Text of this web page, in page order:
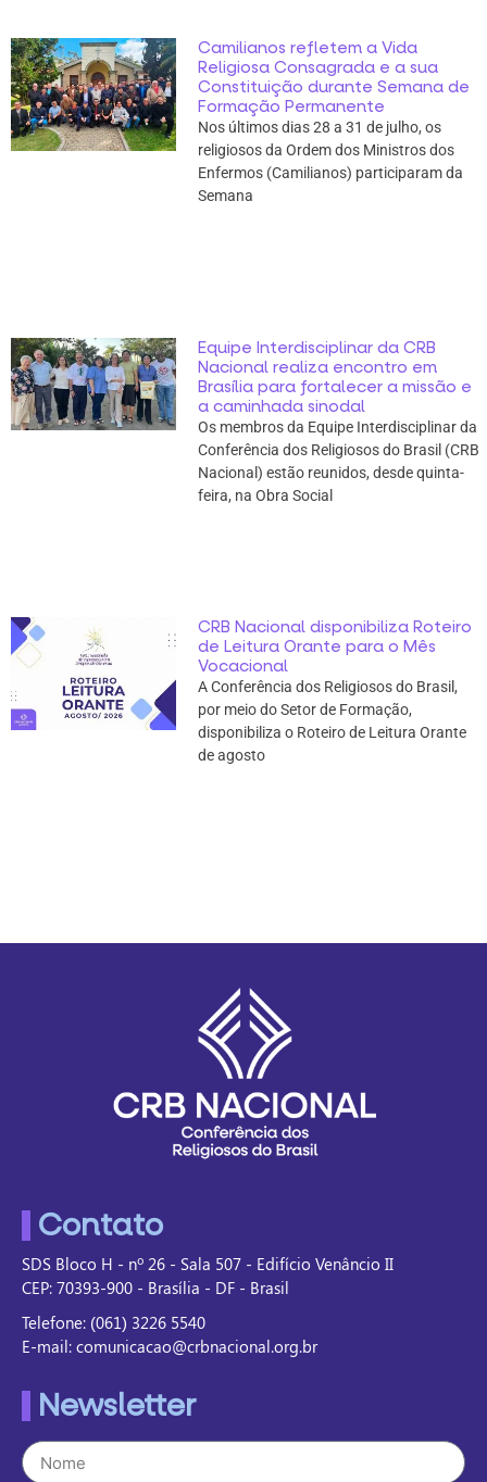
Camilianos refletem a Vida
Religiosa Consagrada e a sua
Constituição durante Semana de
Formação Permanente
Nos últimos dias 28 a 31 de julho, os
religiosos da Ordem dos Ministros dos
Enfermos (Camilianos) participaram da
Semana
Equipe Interdisciplinar da CRB
Nacional realiza encontro em
Brasília para fortalecer a missão e
a caminhada sinodal
Os membros da Equipe Interdisciplinar da
Conferência dos Religiosos do Brasil (CRB
Nacional) estão reunidos, desde quinta-
feira, na Obra Social
CRB Nacional disponibiliza Roteiro
de Leitura Orante para o Mês
Vocacional
A Conferência dos Religiosos do Brasil,
por meio do Setor de Formação,
disponibiliza o Roteiro de Leitura Orante
de agosto
Contato
SDS Bloco H - nº 26 - Sala 507 - Edifício Venâncio II
CEP: 70393-900 - Brasília - DF - Brasil
Telefone: (061) 3226 5540
E-mail: comunicacao@crbnacional.org.br
Newsletter